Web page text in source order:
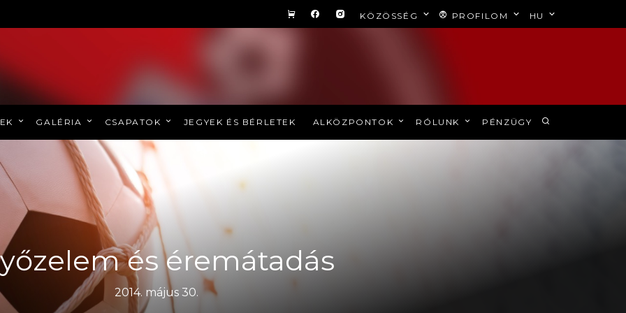
KÖZÖSSÉG PROFILOM HU
GALÉRIA CSAPATOK JEGYEK ÉS BÉRLETEK ALKÖZPONTOK RÓLUNK PÉNZÜGY
és éremátadás
2014. május 30.